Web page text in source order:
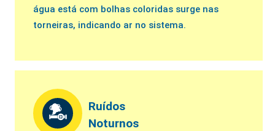
água está com bolhas coloridas surge nas
torneiras, indicando ar no sistema.
Ruídos
Noturnos